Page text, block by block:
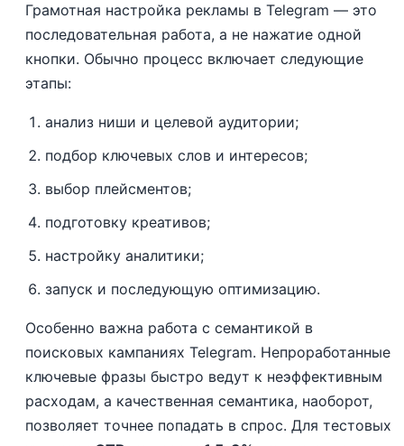
Грамотная настройка рекламы в Telegram — это
последовательная работа, а не нажатие одной
кнопки. Обычно процесс включает следующие
этапы:
анализ ниши и целевой аудитории;
подбор ключевых слов и интересов;
выбор плейсментов;
подготовку креативов;
настройку аналитики;
запуск и последующую оптимизацию.
Особенно важна работа с семантикой в
поисковых кампаниях Telegram. Непроработанные
ключевые фразы быстро ведут к неэффективным
расходам, а качественная семантика, наоборот,
позволяет точнее попадать в спрос. Для тестовых